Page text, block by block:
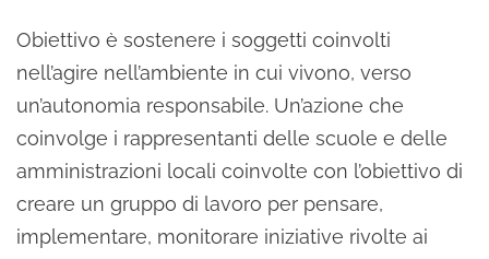
Obiettivo è sostenere i soggetti coinvolti
nell’agire nell’ambiente in cui vivono, verso
un’autonomia responsabile. Un’azione che
coinvolge i rappresentanti delle scuole e delle
amministrazioni locali coinvolte con l’obiettivo di
creare un gruppo di lavoro per pensare,
implementare, monitorare iniziative rivolte ai